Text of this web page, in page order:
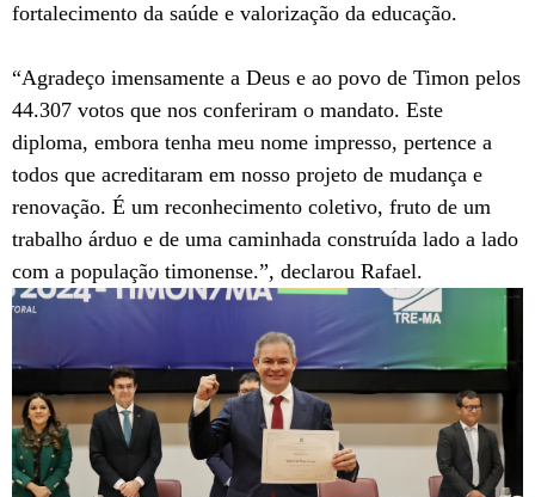
fortalecimento da saúde e valorização da educação.
“Agradeço imensamente a Deus e ao povo de Timon pelos
44.307 votos que nos conferiram o mandato. Este
diploma, embora tenha meu nome impresso, pertence a
todos que acreditaram em nosso projeto de mudança e
renovação. É um reconhecimento coletivo, fruto de um
trabalho árduo e de uma caminhada construída lado a lado
com a população timonense.”, declarou Rafael.